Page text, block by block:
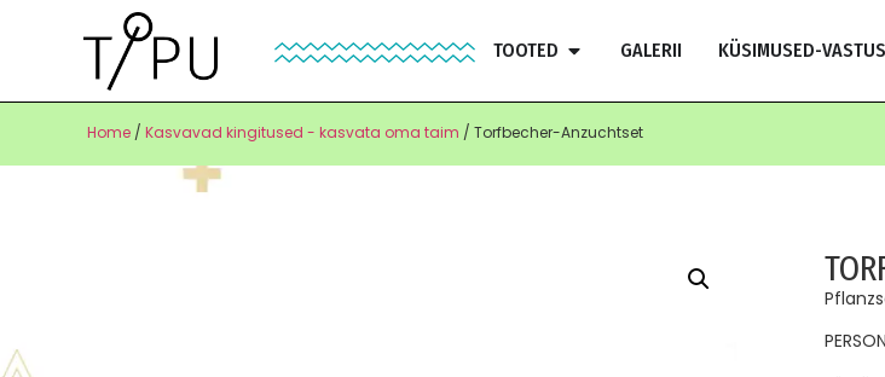
TOOTED GALERII KÜSIMUSED-
Home / Kasvavad kingitused - kasvata oma taim / Torfbecher-Anzuchtset